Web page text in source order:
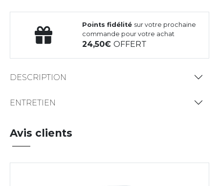
Points fidélité sur votre prochaine
commande pour votre achat
24,50OFFERT
DESCRIPTION
ENTRETIEN
Avis clients